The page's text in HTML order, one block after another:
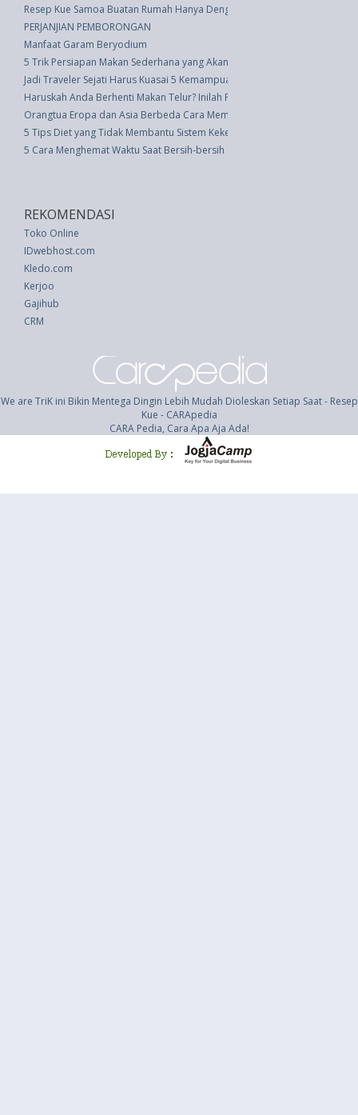
Resep Kue Samoa Buatan Rumah Hanya Dengan 4 Bahan
PERJANJIAN PEMBORONGAN
Manfaat Garam Beryodium
5 Trik Persiapan Makan Sederhana yang Akan Menghemat Banyak Waktu
Jadi Traveler Sejati Harus Kuasai 5 Kemampuan Ini
Haruskah Anda Berhenti Makan Telur? Inilah Fakta Populer tentang
Orangtua Eropa dan Asia Berbeda Cara Memilih Kereta Bayi
5 Tips Diet yang Tidak Membantu Sistem Kekebalan Tubuh
5 Cara Menghemat Waktu Saat Bersih-bersih
REKOMENDASI
Toko Online
IDwebhost.com
Kledo.com
Kerjoo
Gajihub
CRM
We are TriK ini Bikin Mentega Dingin Lebih Mudah Dioleskan Setiap Saat - Resep
Kue - CARApedia
CARA Pedia, Cara Apa Aja Ada!